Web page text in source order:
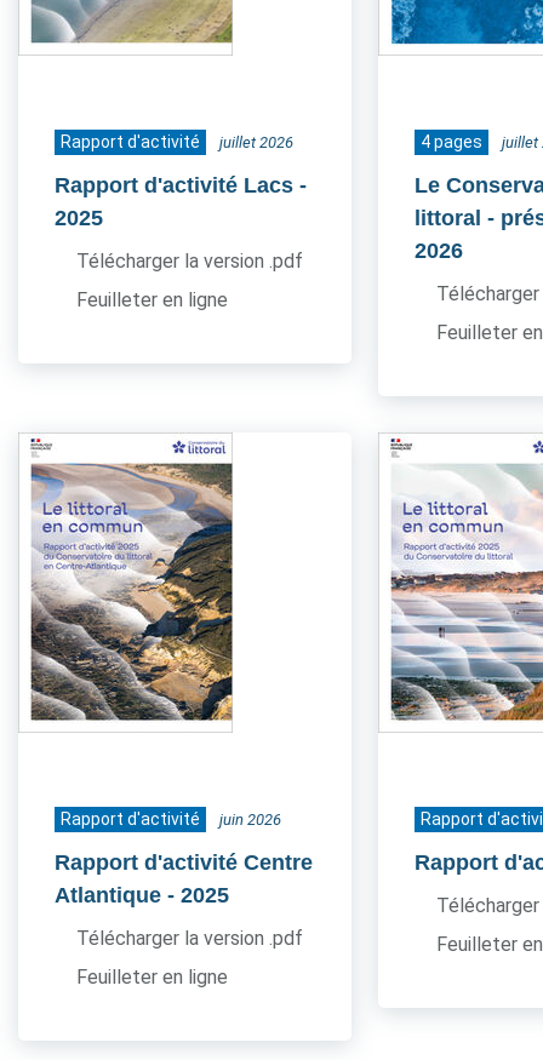
Rapport d'activité juillet 2026
Rapport d'activité Lacs -
2025
Télécharger la version .pdf
Feuilleter en ligne
4 pages juillet
Le
littoral -
2026
Feuilleter
Rapport d'activité juin 2026
Rapport d'activité Centre
Atlantique - 2025
Télécharger la version .pdf
Feuilleter en ligne
Rapport
Rapport
Feuilleter